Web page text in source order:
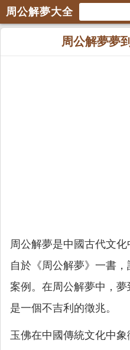
周公解夢大全
周公解夢夢
周公解夢是中國古代文
自於《周公解夢》一書
案例。在周公解夢中，
是一個不吉利的徵兆。
玉佛在中國傳統文化中